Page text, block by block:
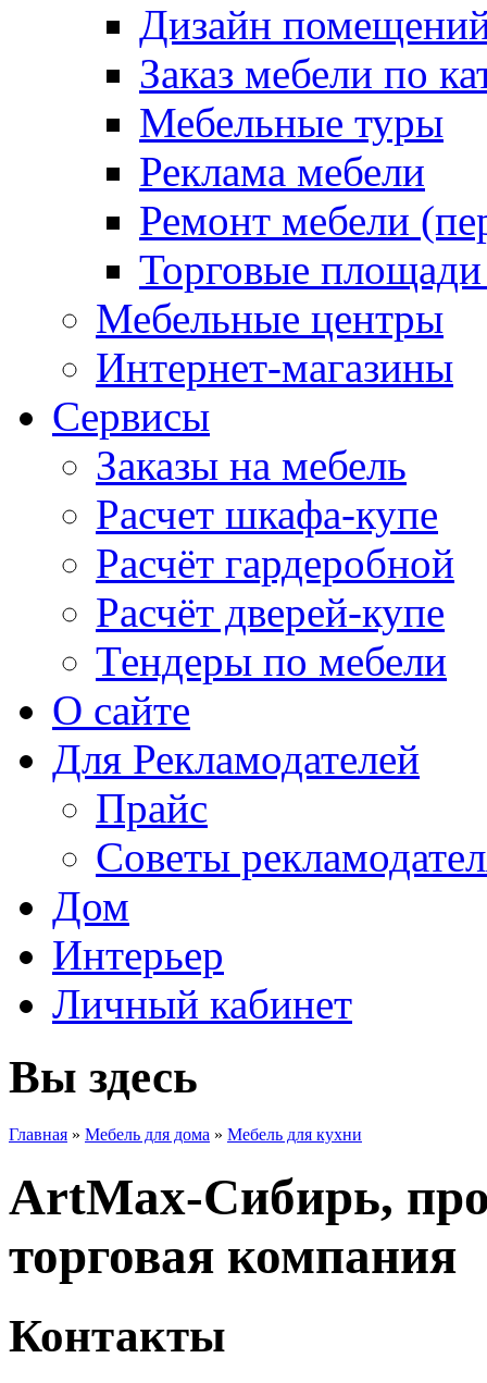
Дизайн
Заказ мебели по
Мебельные туры
Реклама мебели
Ремонт мебели
Торговые
Мебельные центры
Интернет-магазины
Сервисы
Заказы на мебель
Расчет шкафа-купе
Расчёт гардеробной
Расчёт дверей-купе
Тендеры по мебели
О сайте
Для Рекламодателей
Прайс
Советы
Дом
Интерьер
Личный кабинет
Вы здесь
Главная » Мебель для дома » Мебель для кухни
ArtMax-Сибирь,
торговая компания
Контакты